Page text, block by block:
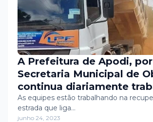
A Prefeitura de Apodi,
Secretaria Municipal de
continua diariamente
na recuperação das
vicinais do município.
As equipes estão trabalhando na
estrada que liga…
junho 24, 2023